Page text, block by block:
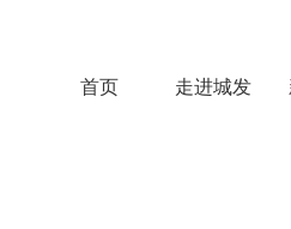
首页 走进城发